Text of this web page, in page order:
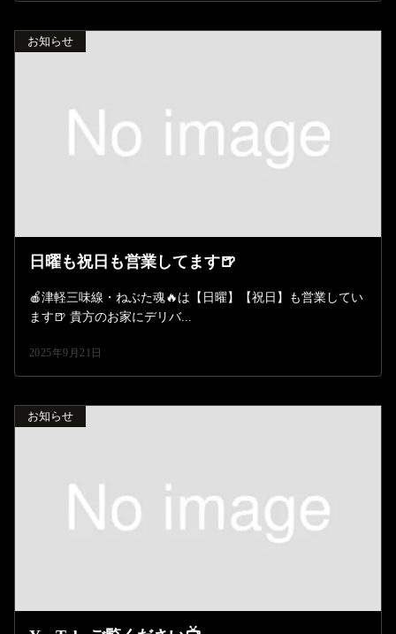
お知らせ
日曜も祝日も営業してます🍺
🍎津軽三味線・ねぶた魂🔥は【日曜】【祝日】も営業してい
ます🍺 貴方のお家にデリバ...
2025年9月21日
お知らせ